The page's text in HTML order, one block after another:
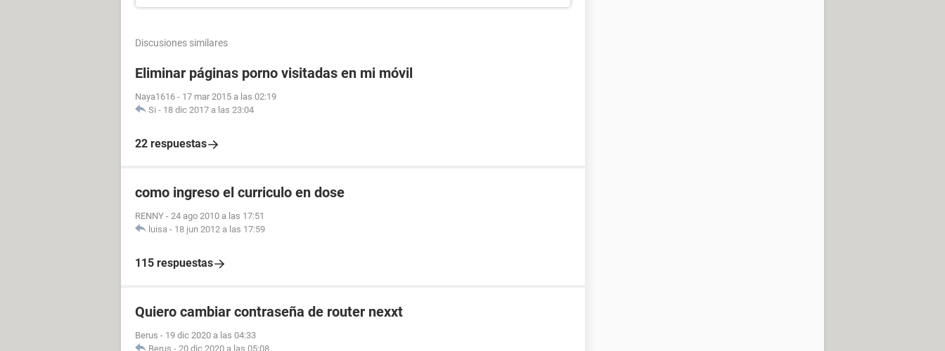
Discusiones similares
Eliminar páginas porno visitadas en mi móvil
Naya1616 - 17 mar 2015 a las 02:19
Si - 18 dic 2017 a las 23:04
22 respuestas
como ingreso el curriculo en dose
RENNY - 24 ago 2010 a las 17:51
luisa - 18 jun 2012 a las 17:59
115 respuestas
Quiero cambiar contraseña de router nexxt
Berus - 19 dic 2020 a las 04:33
Berus - 20 dic 2020 a las 05:08